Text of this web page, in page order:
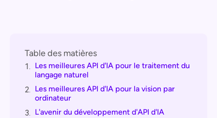
Table des matières
1. Les meilleures API d'IA pour le traitement du
langage naturel
2. Les meilleures API d'IA pour la vision par
ordinateur
3. L'avenir du développement d'API d'IA